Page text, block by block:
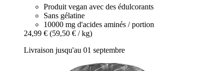
Produit vegan avec des édulcorants
Sans gélatine
10000 mg d'acides aminés / portion
24,99 € (59,50 € / kg)
Livraison jusqu'au 01 septembre